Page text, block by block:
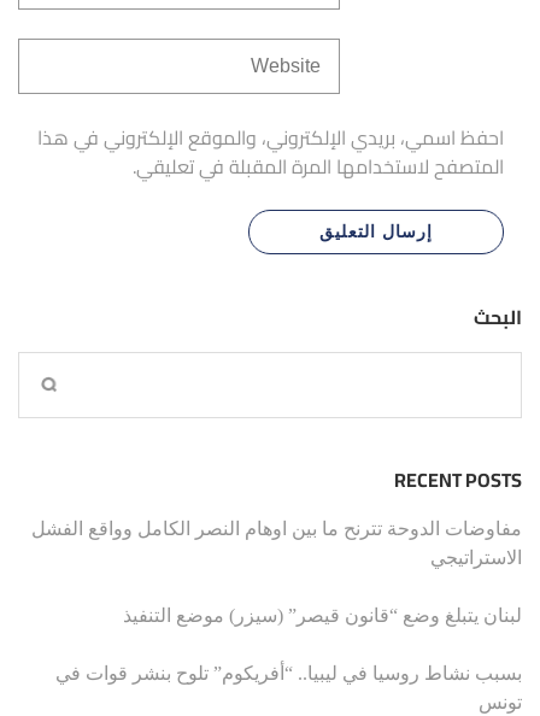
احفظ اسمي، بريدي الإلكتروني، والموقع الإلكتروني في هذا
المتصفح لاستخدامها المرة المقبلة في تعليقي.
البحث
RECENT POSTS
مفاوضات الدوحة تترنح ما بين اوهام النصر الكامل وواقع الفشل
الاستراتيجي
لبنان يتبلغ وضع “قانون قيصر” (سيزر) موضع التنفيذ
بسبب نشاط روسيا في ليبيا.. “أفريكوم” تلوح بنشر قوات في
تونس